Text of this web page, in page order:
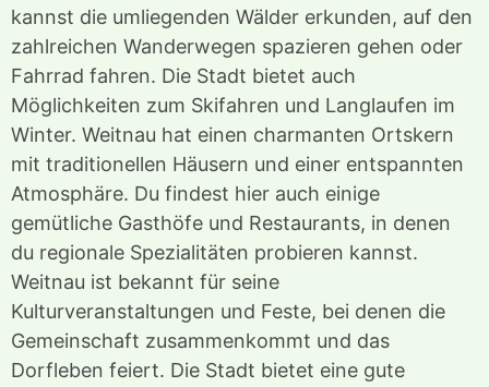
kannst die umliegenden Wälder erkunden, auf den
zahlreichen Wanderwegen spazieren gehen oder
Fahrrad fahren. Die Stadt bietet auch
Möglichkeiten zum Skifahren und Langlaufen im
Winter. Weitnau hat einen charmanten Ortskern
mit traditionellen Häusern und einer entspannten
Atmosphäre. Du findest hier auch einige
gemütliche Gasthöfe und Restaurants, in denen
du regionale Spezialitäten probieren kannst.
Weitnau ist bekannt für seine
Kulturveranstaltungen und Feste, bei denen die
Gemeinschaft zusammenkommt und das
Dorfleben feiert. Die Stadt bietet eine gute